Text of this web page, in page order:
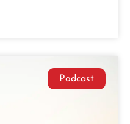
Podcast